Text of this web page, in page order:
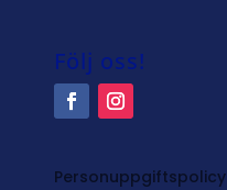
Följ oss!
Personuppgiftspolicy